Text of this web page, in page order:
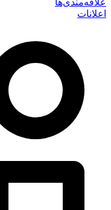
علاقه‌مندی‌ها
اعلانات